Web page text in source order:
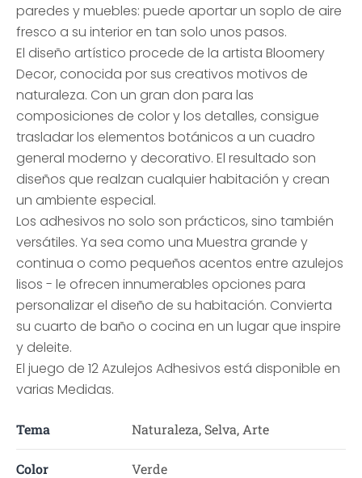
paredes y muebles: puede aportar un soplo de aire
fresco a su interior en tan solo unos pasos.
El diseño artístico procede de la artista Bloomery
Decor, conocida por sus creativos motivos de
naturaleza. Con un gran don para las
composiciones de color y los detalles, consigue
trasladar los elementos botánicos a un cuadro
general moderno y decorativo. El resultado son
diseños que realzan cualquier habitación y crean
un ambiente especial.
Los adhesivos no solo son prácticos, sino también
versátiles. Ya sea como una Muestra grande y
continua o como pequeños acentos entre azulejos
lisos - le ofrecen innumerables opciones para
personalizar el diseño de su habitación. Convierta
su cuarto de baño o cocina en un lugar que inspire
y deleite.
El juego de 12 Azulejos Adhesivos está disponible en
varias Medidas.
Tema Naturaleza, Selva, Arte
Color Verde